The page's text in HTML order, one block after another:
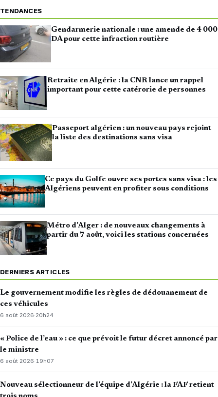
TENDANCES
Gendarmerie nationale : une amende de 4 000
DA pour cette infraction routière
Retraite en Algérie : la CNR lance un rappel
important pour cette catérorie de personnes
Passeport algérien : un nouveau pays rejoint
la liste des destinations sans visa
Ce pays du Golfe ouvre ses portes sans visa : les
Algériens peuvent en profiter sous conditions
Métro d’Alger : de nouveaux changements à
partir du 7 août, voici les stations concernées
DERNIERS ARTICLES
Le gouvernement modifie les règles de dédouanement de
ces véhicules
6 août 2026·20h24
« Police de l’eau » : ce que prévoit le futur décret annoncé par
le ministre
6 août 2026·19h07
Nouveau sélectionneur de l’équipe d’Algérie : la FAF retient